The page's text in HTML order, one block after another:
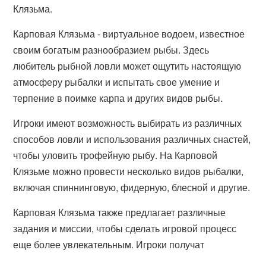
Клязьма.
Карповая Клязьма - виртуальное водоем, известное
своим богатым разнообразием рыбы. Здесь
любитель рыбной ловли может ощутить настоящую
атмосферу рыбалки и испытать свое умение и
терпение в поимке карпа и других видов рыбы.
Игроки имеют возможность выбирать из различных
способов ловли и использования различных снастей,
чтобы уловить трофейную рыбу. На Карповой
Клязьме можно провести несколько видов рыбалки,
включая спиннинговую, фидерную, блесной и другие.
Карповая Клязьма также предлагает различные
задания и миссии, чтобы сделать игровой процесс
еще более увлекательным. Игроки получат